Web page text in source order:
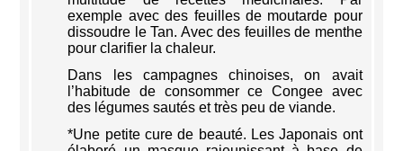
exemple avec des feuilles de moutarde pour
dissoudre le Tan. Avec des feuilles de menthe
pour clarifier la chaleur.
Dans les campagnes chinoises, on avait
l’habitude de consommer ce Congee avec
des légumes sautés et très peu de viande.
*Une petite cure de beauté. Les Japonais ont